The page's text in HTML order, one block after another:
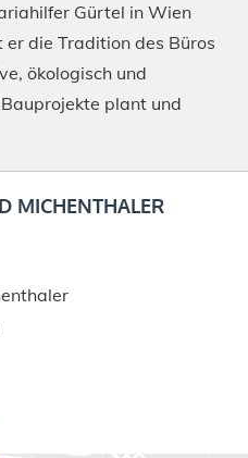
Gürtel in Wien
die Tradition des Büros
ökologisch und
plant und
MICHENTHALER